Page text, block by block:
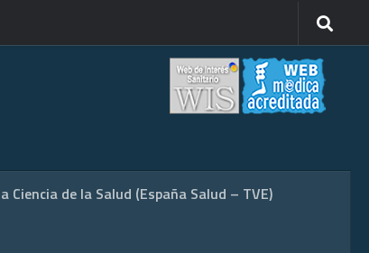
Ciencia de la Salud (España Salud – TVE)